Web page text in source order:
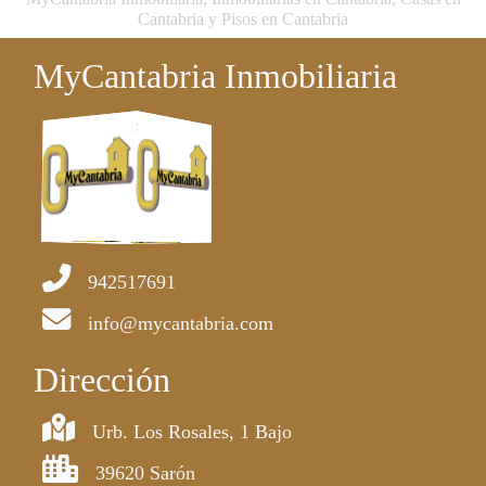
Cantabria y Pisos en Cantabria
MyCantabria Inmobiliaria
942517691
info@mycantabria.com
Dirección
Urb. Los Rosales, 1 Bajo
39620 Sarón